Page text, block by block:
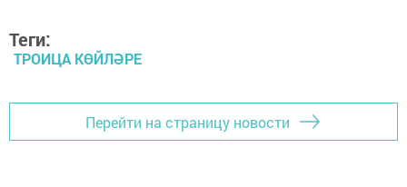
Теги:
ТРОИЦА КӨЙЛӘРЕ
Перейти на страницу новости